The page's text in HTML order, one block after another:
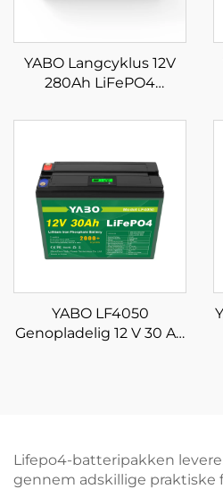
YABO Langcyklus 12V
280Ah LiFePO4
Lithiumjernfosfat
Elbiler, Golfvogne og
Solenergi
YABO LF4050
Genopladelig 12 V 30 Ah
Lifepo4-batteripakken
gennem adskillige praktiske